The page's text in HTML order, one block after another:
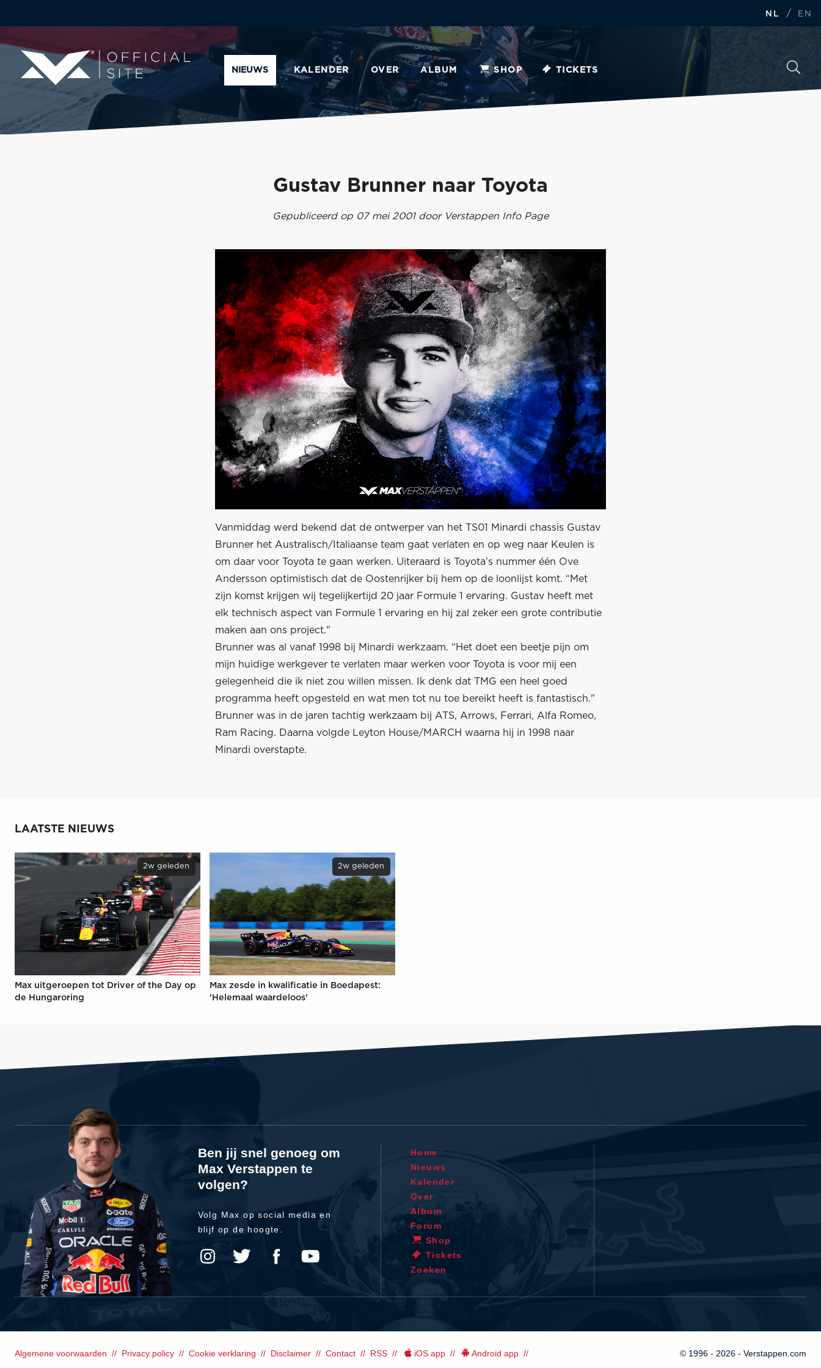
NL / EN
NIEUWS KALENDER OVER ALBUM SHOP TICKETS
Gustav Brunner naar Toyota
Gepubliceerd op 07 mei 2001 door Verstappen Info Page
Vanmiddag werd bekend dat de ontwerper van het TS01 Minardi chassis Gustav
Brunner het Australisch/Italiaanse team gaat verlaten en op weg naar Keulen is
om daar voor Toyota te gaan werken. Uiteraard is Toyota’s nummer één Ove
Andersson optimistisch dat de Oostenrijker bij hem op de loonlijst komt. “Met
zijn komst krijgen wij tegelijkertijd 20 jaar Formule 1 ervaring. Gustav heeft met
elk technisch aspect van Formule 1 ervaring en hij zal zeker een grote contributie
maken aan ons project."
Brunner was al vanaf 1998 bij Minardi werkzaam. “Het doet een beetje pijn om
mijn huidige werkgever te verlaten maar werken voor Toyota is voor mij een
gelegenheid die ik niet zou willen missen. Ik denk dat TMG een heel goed
programma heeft opgesteld en wat men tot nu toe bereikt heeft is fantastisch."
Brunner was in de jaren tachtig werkzaam bij ATS, Arrows, Ferrari, Alfa Romeo,
Ram Racing. Daarna volgde Leyton House/MARCH waarna hij in 1998 naar
Minardi overstapte.
LAATSTE NIEUWS
2w geleden
Max uitgeroepen tot Driver of the Day op
de Hungaroring
2w geleden
Max zesde in kwalificatie in Boedapest:
'Helemaal waardeloos'
Ben jij snel genoeg om
Max Verstappen te
volgen?
Volg Max op social media en
blijf op de hoogte.
Home
Nieuws
Kalender
Over
Album
Forum
Shop
Tickets
Zoeken
Algemene voorwaarden Privacy policy Cookie verklaring Disclaimer Contact RSS iOS app Android app © 1996 - 2026 - Verstappen.com